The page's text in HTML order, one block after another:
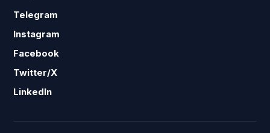
Telegram
Instagram
Facebook
Twitter/X
LinkedIn